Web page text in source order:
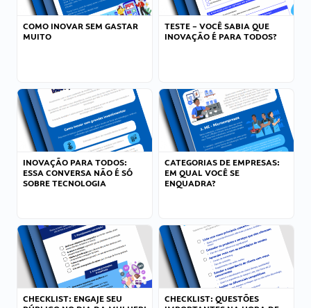
COMO INOVAR SEM GASTAR
MUITO
TESTE – VOCÊ SABIA QUE
INOVAÇÃO É PARA TODOS?
INOVAÇÃO PARA TODOS:
ESSA CONVERSA NÃO É SÓ
SOBRE TECNOLOGIA
CATEGORIAS DE EMPRESAS:
EM QUAL VOCÊ SE
ENQUADRA?
CHECKLIST: ENGAJE SEU
CHECKLIST: QUESTÕES